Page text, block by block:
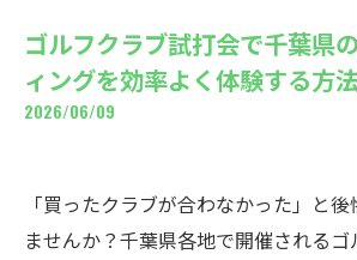
ゴルフクラブ試打会で千葉県
ィングを効率よく体験する方
2026/06/09
「買ったクラブが合わなかった」と
ませんか？千葉県各地で開催される